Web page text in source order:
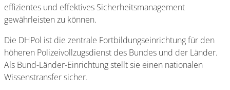
effizientes und effektives Sicherheitsmanagement
gewährleisten zu können.
Die DHPol ist die zentrale Fortbildungseinrichtung für den
höheren Polizeivollzugsdienst des Bundes und der Länder.
Als Bund-Länder-Einrichtung stellt sie einen nationalen
Wissenstransfer sicher.